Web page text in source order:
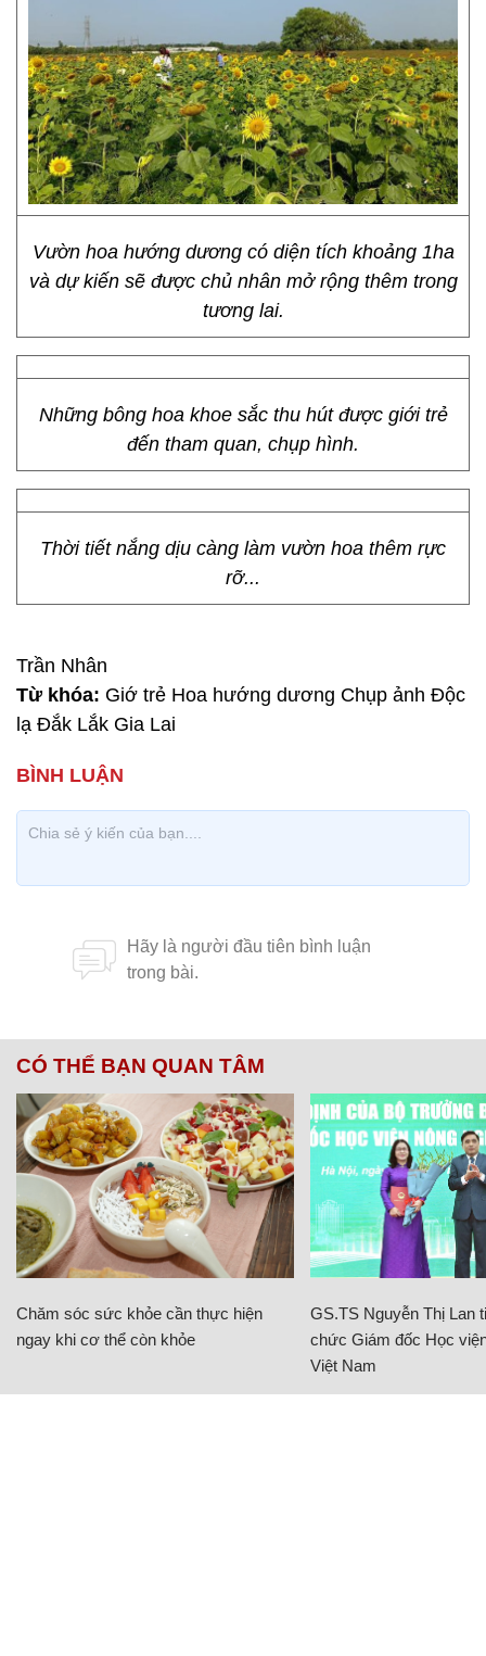
Vườn hoa hướng dương có diện tích khoảng 1ha
và dự kiến sẽ được chủ nhân mở rộng thêm trong
tương lai.
Những bông hoa khoe sắc thu hút được giới trẻ
đến tham quan, chụp hình.
Thời tiết nắng dịu càng làm vườn hoa thêm rực
rỡ...
Trần Nhân
Từ khóa: Giớ trẻ Hoa hướng dương Chụp ảnh Độc
lạ Đắk Lắk Gia Lai
CÓ THỂ BẠN QUAN TÂM
Chăm sóc sức khỏe cần thực hiện
ngay khi cơ thể còn khỏe
GS.TS Nguyễn Thị Lan
chức Giám đốc Học
Việt Nam